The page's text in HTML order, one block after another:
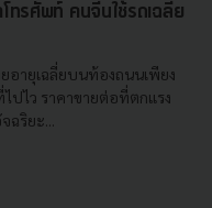
ทรศัพท์ คนจีนใช้รถเฉลี่ย
อายุเฉลี่ยบนท้องถนนเพียง
ปไว ราคาขายต่อที่ตกแรง
ริยะ...